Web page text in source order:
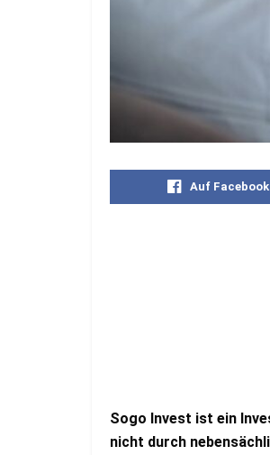
Auf
Sogo Invest ist ein
nicht durch